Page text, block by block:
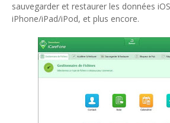
sauvegarder et restaurer les données
iPhone/iPad/iPod, et plus encore.